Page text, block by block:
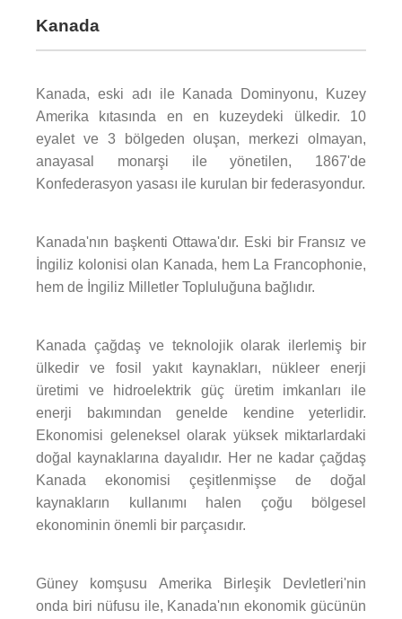
Kanada
Kanada, eski adı ile Kanada Dominyonu, Kuzey
Amerika kıtasında en en kuzeydeki ülkedir. 10
eyalet ve 3 bölgeden oluşan, merkezi olmayan,
anayasal monarşi ile yönetilen, 1867'de
Konfederasyon yasası ile kurulan bir federasyondur.
Kanada'nın başkenti Ottawa'dır. Eski bir Fransız ve
İngiliz kolonisi olan Kanada, hem La Francophonie,
hem de İngiliz Milletler Topluluğuna bağlıdır.
Kanada çağdaş ve teknolojik olarak ilerlemiş bir
ülkedir ve fosil yakıt kaynakları, nükleer enerji
üretimi ve hidroelektrik güç üretim imkanları ile
enerji bakımından genelde kendine yeterlidir.
Ekonomisi geleneksel olarak yüksek miktarlardaki
doğal kaynaklarına dayalıdır. Her ne kadar çağdaş
Kanada ekonomisi çeşitlenmişse de doğal
kaynakların kullanımı halen çoğu bölgesel
ekonominin önemli bir parçasıdır.
Güney komşusu Amerika Birleşik Devletleri'nin
onda biri nüfusu ile, Kanada'nın ekonomik gücünün